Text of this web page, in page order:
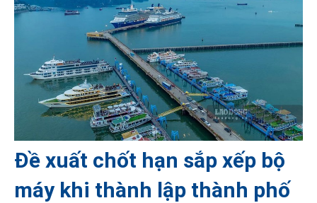
Đề xuất chốt hạn sắp xếp bộ
máy khi thành lập thành phố